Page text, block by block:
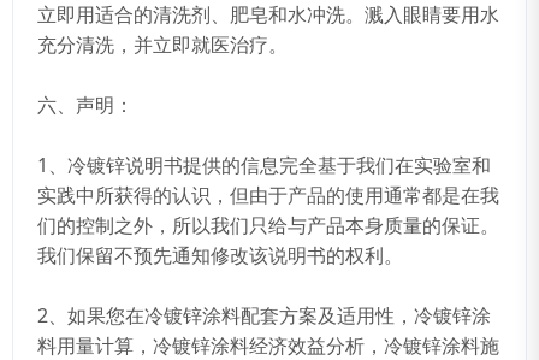
立即用适合的清洗剂、肥皂和水冲洗。溅入眼睛要用水
充分清洗，并立即就医治疗。
六、声明：
1、冷镀锌说明书提供的信息完全基于我们在实验室和
实践中所获得的认识，但由于产品的使用通常都是在我
们的控制之外，所以我们只给与产品本身质量的保证。
我们保留不预先通知修改该说明书的权利。
2、如果您在冷镀锌涂料配套方案及适用性，冷镀锌涂
料用量计算，冷镀锌涂料经济效益分析，冷镀锌涂料施